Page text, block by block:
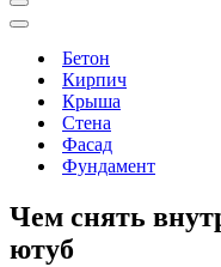
Меню
навигации
Меню
навигацииБетон
Кирпич
Крыша
Стена
Фасад
Фундамент
Чем снять
ютуб